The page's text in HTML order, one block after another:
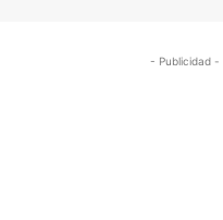
- Publicidad -